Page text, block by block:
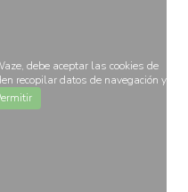
debe aceptar las cookies de
recopilar datos de navegación y